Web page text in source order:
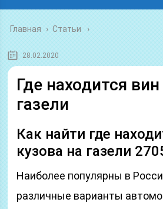
Главная › Статьи
28.02.2020
Где находится
газели
Как найти где
кузова на газели
Наиболее популярны в
различные варианты